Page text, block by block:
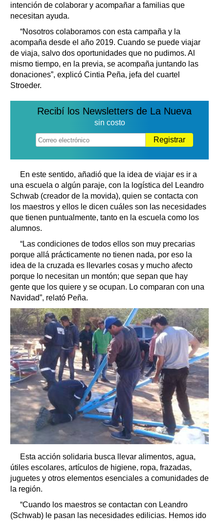
intención de colaborar y acompañar a familias que
necesitan ayuda.
“Nosotros colaboramos con esta campaña y la
acompaña desde el año 2019. Cuando se puede viajar
de viaja, salvo dos oportunidades que no pudimos. Al
mismo tiempo, en la previa, se acompaña juntando las
donaciones”, explicó Cintia Peña, jefa del cuartel
Stroeder.
Recibí los Newsletters de La Nueva
sin costo
Registrar
En este sentido, añadió que la idea de viajar es ir a
una escuela o algún paraje, con la logística del Leandro
Schwab (creador de la movida), quien se contacta con
los maestros y ellos le dicen cuáles son las necesidades
que tienen puntualmente, tanto en la escuela como los
alumnos.
“Las condiciones de todos ellos son muy precarias
porque allá prácticamente no tienen nada, por eso la
idea de la cruzada es llevarles cosas y mucho afecto
porque lo necesitan un montón; que sepan que hay
gente que los quiere y se ocupan. Lo comparan con una
Navidad”, relató Peña.
Esta acción solidaria busca llevar alimentos, agua,
útiles escolares, artículos de higiene, ropa, frazadas,
juguetes y otros elementos esenciales a comunidades de
la región.
“Cuando los maestros se contactan con Leandro
(Schwab) le pasan las necesidades edilicias. Hemos ido